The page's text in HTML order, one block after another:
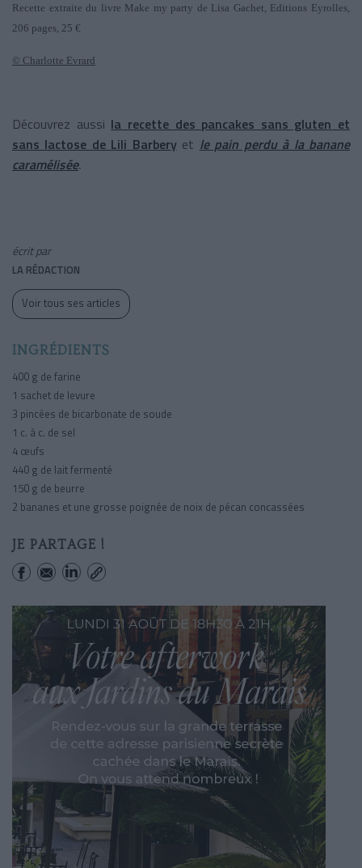
Recette extraite du livre Make my party de Lisa Gachet, Editions Eyrolles,
206 pages, 25 €
© Charlotte Evrard
Découvrez aussi la recette des pancakes sans gluten et
sans lactose de Lili Barberyet le pain perdu à la banane
caramélisée.
écrit par
LA RÉDACTION
Voir tous ses articles
INGRÉDIENTS
400 g de farine
1 sachet de levure
3 pincées de bicarbonate de soude
1 c. à c. de sel
4 œufs
440 g de lait fermenté
150 g de beurre
2 bananes et une grosse poignée de noix de pécan concassées
JE PARTAGE !